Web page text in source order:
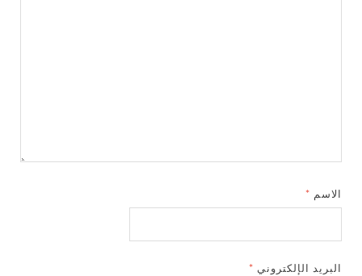
الاسم *
البريد الإلكتروني *